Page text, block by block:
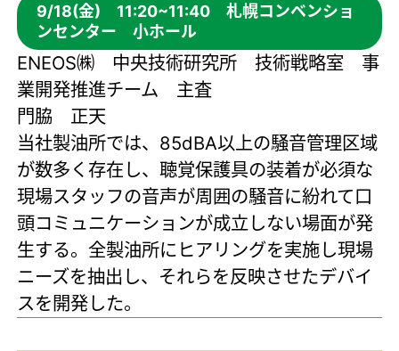
9/18(金) 11:20~11:40 札幌コンベンショ
ンセンター 小ホール
ENEOS㈱ 中央技術研究所 技術戦略室 事
業開発推進チーム 主査
門脇 正天
当社製油所では、85dBA以上の騒音管理区域
が数多く存在し、聴覚保護具の装着が必須な
現場スタッフの音声が周囲の騒音に紛れて口
頭コミュニケーションが成立しない場面が発
生する。全製油所にヒアリングを実施し現場
ニーズを抽出し、それらを反映させたデバイ
スを開発した。